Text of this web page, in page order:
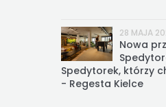
28 MAJA
Nowa
Spedytorek, którzy
- Regesta Kielce